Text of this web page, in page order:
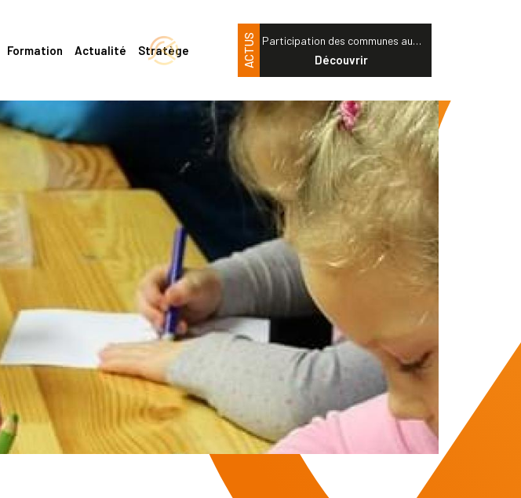
Formation Actualité Stratège ACTUS Participation des communes au…
Découvrir